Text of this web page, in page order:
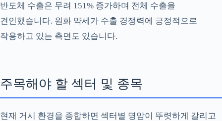
반도체 수출은 무려 151% 증가하며 전체 수출을
견인했습니다. 원화 약세가 수출 경쟁력에 긍정적으로
작용하고 있는 측면도 있습니다.
주목해야 할 섹터 및 종목
현재 거시 환경을 종합하면 섹터별 명암이 뚜렷하게 갈리고